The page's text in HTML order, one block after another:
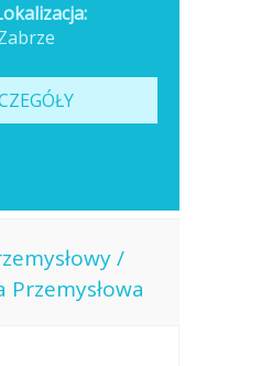
/
Przemysłowa